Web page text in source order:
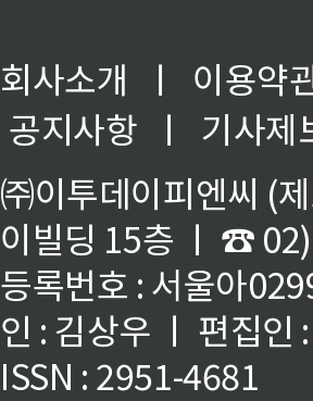
회사소개 ㅣ
이용약
공지사항
ㅣ
기사제
㈜이투데이피엔씨 (
이빌딩 15층 ㅣ ☎
등록번호 : 서울아
인 : 김상우 ㅣ 편집인
ISSN : 2951-4681